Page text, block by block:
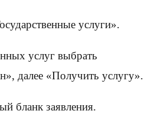
услуги».
услуг выбрать
далее «Получить услугу».
бланк заявления.